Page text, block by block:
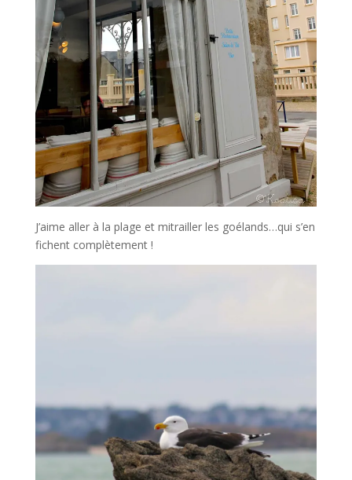
J’aime aller à la plage et mitrailler les goélands…qui s’en
fichent complètement !